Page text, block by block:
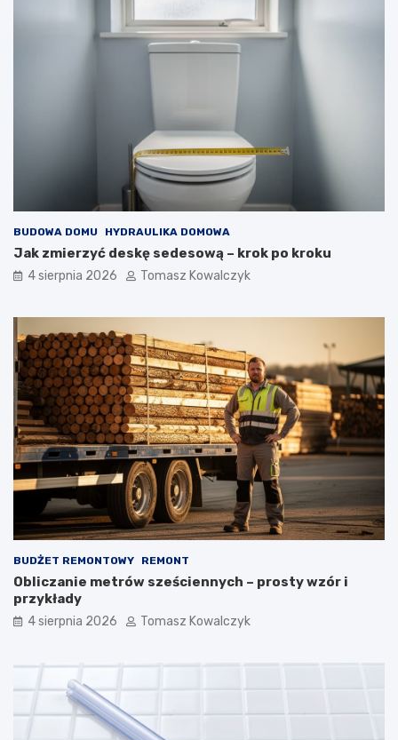
BUDOWA DOMU HYDRAULIKA DOMOWA
Jak zmierzyć deskę sedesową – krok po kroku
4 sierpnia 2026 Tomasz Kowalczyk
BUDŻET REMONTOWY REMONT
Obliczanie metrów sześciennych – prosty wzór i
przykłady
4 sierpnia 2026 Tomasz Kowalczyk